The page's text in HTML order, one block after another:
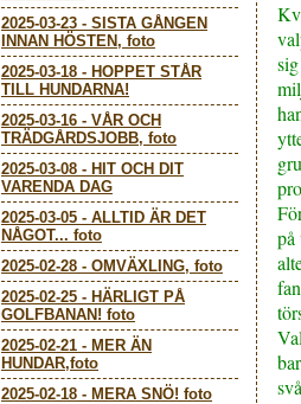
2025-03-23 - SISTA GÅNGEN
INNAN HÖSTEN, foto
2025-03-18 - HOPPET STÅR
TILL HUNDARNA!
2025-03-16 - VÅR OCH
TRÄDGÅRDSJOBB, foto
2025-03-08 - HIT OCH DIT
VARENDA DAG
2025-03-05 - ALLTID ÄR DET
NÅGOT... foto
2025-02-28 - OMVÄXLING, foto
2025-02-25 - HÄRLIGT PÅ
GOLFBANAN! foto
2025-02-21 - MER ÄN
HUNDAR,foto
2025-02-18 - MERA SNÖ! foto
på